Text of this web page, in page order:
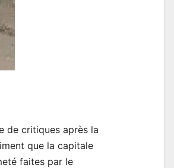
de critiques après la
que la capitale
faites par le